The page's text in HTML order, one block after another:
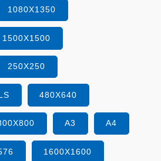
1080X1350
1500X1500
250X250
480X640
A3 A4
1600X1600